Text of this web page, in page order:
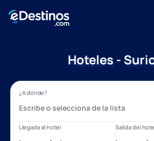
Hoteles -